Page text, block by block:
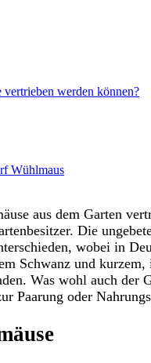
werden können?
Wühlmaus
aus dem Garten
Die
wobei in
Schwanz und
Was wohl auch
Paarung oder